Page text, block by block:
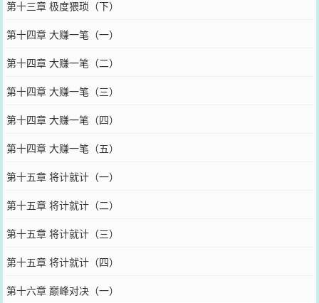
第十三章 极度猥琐（下）
第十四章 大赚一笔（一）
第十四章 大赚一笔（二）
第十四章 大赚一笔（三）
第十四章 大赚一笔（四）
第十四章 大赚一笔（五）
第十五章 将计就计（一）
第十五章 将计就计（二）
第十五章 将计就计（三）
第十五章 将计就计（四）
第十六章 巅峰对决（一）